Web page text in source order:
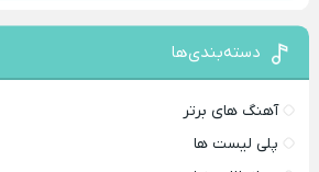
دسته‌بندی‌ها
آهنگ های برتر
پلی لیست ها